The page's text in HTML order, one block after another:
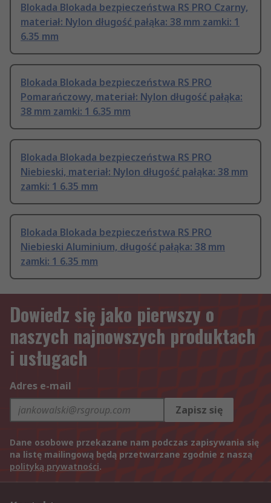
Blokada Blokada bezpieczeństwa RS PRO Czarny,
materiał: Nylon długość pałąka: 38 mm zamki: 1
6.35 mm
Blokada Blokada bezpieczeństwa RS PRO
Pomarańczowy, materiał: Nylon długość pałąka:
38 mm zamki: 1 6.35 mm
Blokada Blokada bezpieczeństwa RS PRO
Niebieski, materiał: Nylon długość pałąka: 38 mm
zamki: 1 6.35 mm
Blokada Blokada bezpieczeństwa RS PRO
Niebieski Aluminium, długość pałąka: 38 mm
zamki: 1 6.35 mm
Dowiedz się jako pierwszy o
naszych najnowszych produktach
i usługach
Adres e-mail
Zapisz się
Dane osobowe przekazane nam podczas zapisywania się
na listę mailingową będą przetwarzane zgodnie z naszą
polityką prywatności.